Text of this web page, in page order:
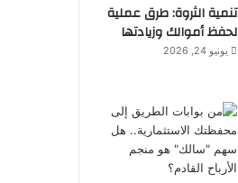
تنمية الثروة: طرق عملية
لحفظ أموالك وزيادتها
يونيو 24, 2026